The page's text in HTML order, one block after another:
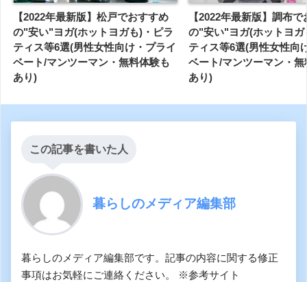
【2022年最新版】松戸でおすすめ
の"安い"ヨガ(ホットヨガも)・ピラ
ティス等6選(男性女性向け・プライ
ベート/マンツーマン・無料体験も
あり)
【2022年最新版】調布
の"安い"ヨガ(ホットヨガ
ティス等6選(男性女性向
ベート/マンツーマン・無
あり)
この記事を書いた人
暮らしのメディア編集部
暮らしのメディア編集部です。記事の内容に関する修正
事項はお気軽にご連絡ください。 ※参考サイト